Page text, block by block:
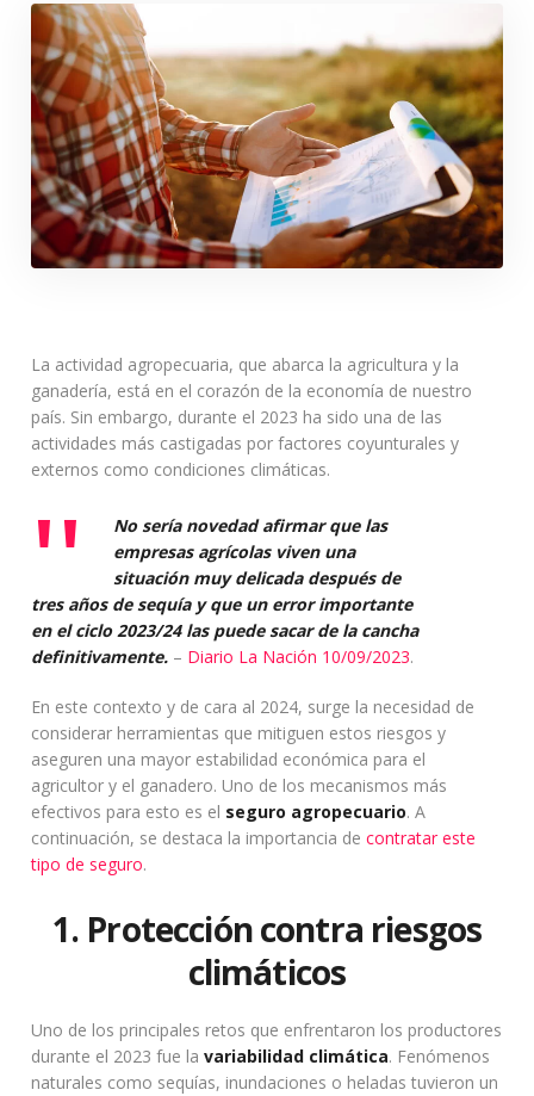
La actividad agropecuaria, que abarca la agricultura y la
ganadería, está en el corazón de la economía de nuestro
país. Sin embargo, durante el 2023 ha sido una de las
actividades más castigadas por factores coyunturales y
externos como condiciones climáticas.
No sería novedad afirmar que las
empresas agrícolas viven una
situación muy delicada después de
tres años de sequía y que un error importante
en el ciclo 2023/24 las puede sacar de la cancha
definitivamente. – Diario La Nación 10/09/2023.
En este contexto y de cara al 2024, surge la necesidad de
considerar herramientas que mitiguen estos riesgos y
aseguren una mayor estabilidad económica para el
agricultor y el ganadero. Uno de los mecanismos más
efectivos para esto es el seguro agropecuario. A
continuación, se destaca la importancia decontratar este
tipo de seguro.
1. Protección contra riesgos
climáticos
Uno de los principales retos que enfrentaron los productores
durante el 2023 fue lavariabilidad climática. Fenómenos
naturales como sequías, inundaciones o heladas tuvieron un